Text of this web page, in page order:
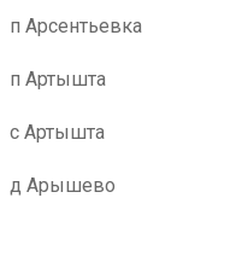
п Арсентьевка
п Артышта
с Артышта
д Арышево